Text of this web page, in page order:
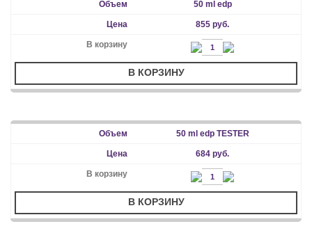
50 ml edp
855 руб.
В КОРЗИНУ
50 ml edp TESTER
684 руб.
В КОРЗИНУ